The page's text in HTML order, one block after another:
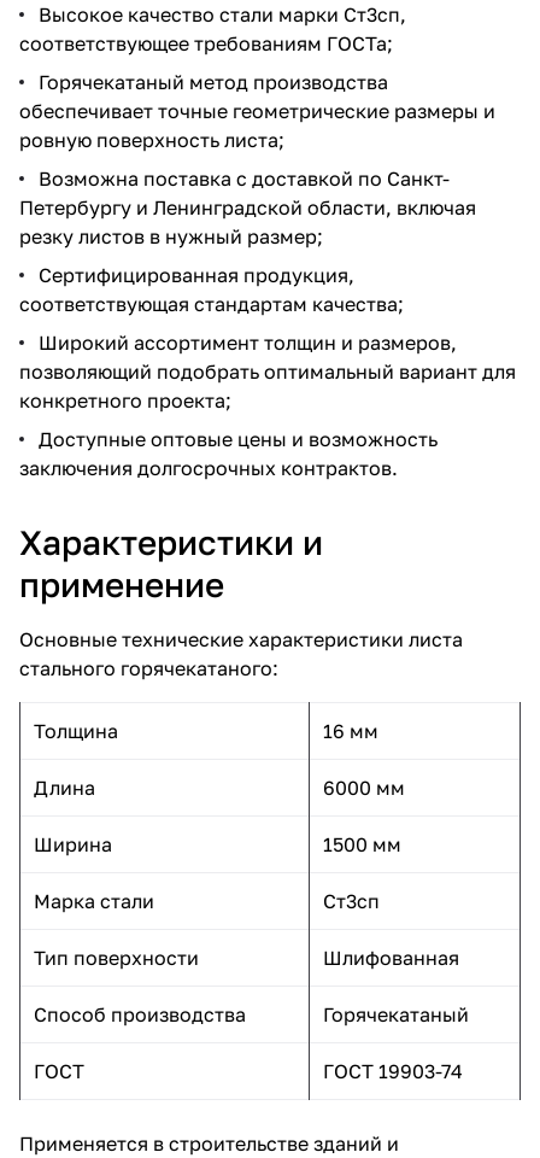
Высокое качество стали марки Ст3сп,
соответствующее требованиям ГОСТа;
Горячекатаный метод производства
обеспечивает точные геометрические размеры и
ровную поверхность листа;
Возможна поставка с доставкой по Санкт-
Петербургу и Ленинградской области, включая
резку листов в нужный размер;
Сертифицированная продукция,
соответствующая стандартам качества;
Широкий ассортимент толщин и размеров,
позволяющий подобрать оптимальный вариант для
конкретного проекта;
Доступные оптовые цены и возможность
заключения долгосрочных контрактов.
Характеристики и
применение
Основные технические характеристики листа
стального горячекатаного:
Толщина 16 мм
Длина 6000 мм
Ширина 1500 мм
Марка стали Ст3сп
Тип поверхности Шлифованная
Способ производства Горячекатаный
ГОСТ ГОСТ 19903-74
Применяется в строительстве зданий и